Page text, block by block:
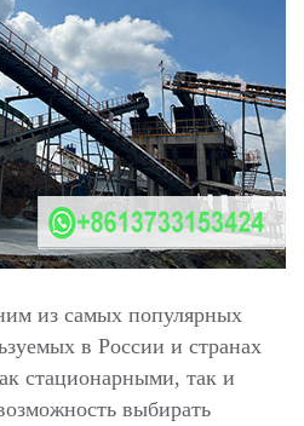
из самых популярных
в России и странах
стационарными, так и
выбирать